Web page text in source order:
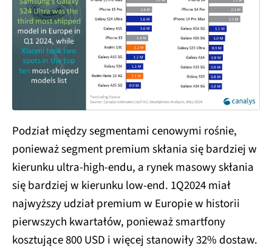
Podział między segmentami cenowymi rośnie,
ponieważ segment premium skłania się bardziej w
kierunku ultra-high-endu, a rynek masowy skłania
się bardziej w kierunku low-end. 1Q2024 miał
najwyższy udział premium w Europie w historii
pierwszych kwartałów, ponieważ smartfony
kosztujące 800 USD i więcej stanowiły 32% dostaw.